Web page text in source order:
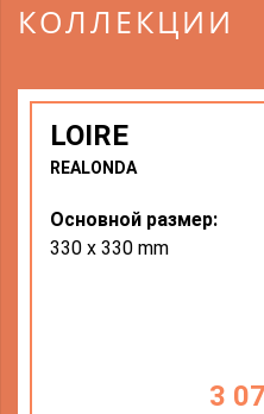
КОЛЛЕКЦИИ
LOIRE
REALONDA
3
Основной размер:
330 х 330 mm